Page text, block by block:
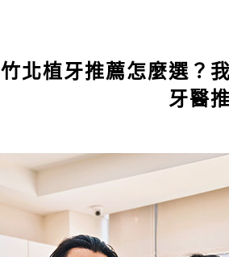
竹北植牙推薦怎麼選？
牙醫